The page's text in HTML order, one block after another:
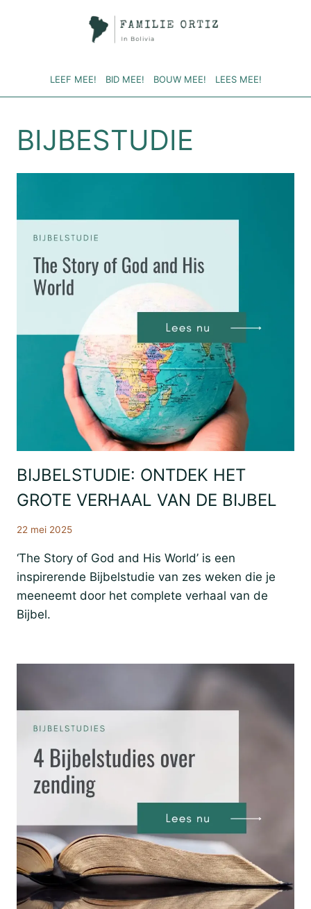
LEEF MEE! BID MEE! BOUW MEE! LEES MEE!
BIJBESTUDIE
Bijbestudie
SIM
BIJBELSTUDIE: ONTDEK HET
GROTE VERHAAL VAN DE BIJBEL
22 mei 2025
‘The Story of God and His World’ is een
inspirerende Bijbelstudie van zes weken die je
meeneemt door het complete verhaal van de
Bijbel.